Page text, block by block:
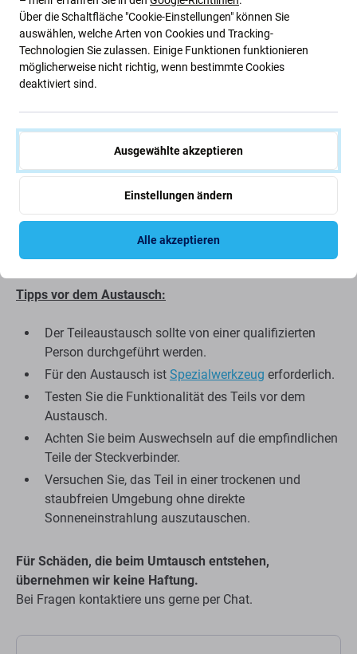
Rüsten Sie Ihren Roller mit diesemZündschalter mit
Voltmeter
auf, mit dem Siedie Batteriespannung
überwachen können. Dieses Zubehör ist für verschiedene
Rollermodelle konzipiert und verbessert die Funktionalität
und Sicherheit Ihres Rollers.
Aftermarket-Ersatzteile werden von Dritten und nicht
direkt vom Gerätehersteller hergestellt. Es handelt sich um
eine Kopie des Originals und das als Aftermarket
gelieferte Ersatzteil kann minimale Abweichungen in
Funktionalität, Qualität oder Aussehen aufweisen.
Tipps vor dem Austausch:
Der Teileaustausch sollte von einer qualifizierten
Person durchgeführt werden.
Für den Austausch ist Spezialwerkzeug erforderlich.
Testen Sie die Funktionalität des Teils vor dem
Austausch.
Achten Sie beim Auswechseln auf die empfindlichen
Teile der Steckverbinder.
Versuchen Sie, das Teil in einer trockenen und
staubfreien Umgebung ohne direkte
Sonneneinstrahlung auszutauschen.
Für Schäden, die beim Umtausch entstehen,
übernehmen wir keine Haftung.
Bei Fragen kontaktiere uns gerne per Chat.
Über die Schaltfläche "Cookie-Einstellungen" können Sie
auswählen, welche Arten von Cookies und Tracking-
Technologien Sie zulassen. Einige Funktionen funktionieren
möglicherweise nicht richtig, wenn bestimmte Cookies
deaktiviert sind.
Ausgewählte akzeptieren
Einstellungen ändern
Alle akzeptieren